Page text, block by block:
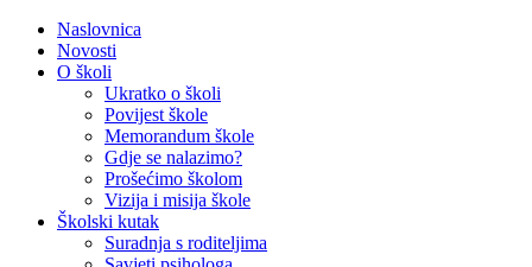
Naslovnica
Novosti
O školi
Ukratko o školi
Povijest škole
Memorandum škole
Gdje se nalazimo?
Prošećimo školom
Vizija i misija škole
Školski kutak
Suradnja s roditeljima